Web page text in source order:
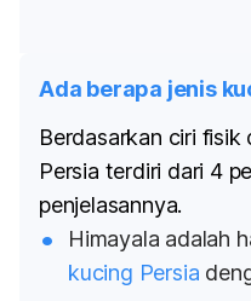
Ada berapa jenis
Berdasarkan ciri
Persia terdiri dari 4
penjelasannya.
Himayala adalah
kucing Persia